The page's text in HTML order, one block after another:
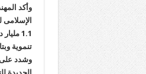
وأكد
1.1
تنموية
وشدد على